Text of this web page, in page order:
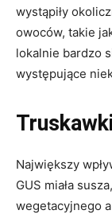
wystąpiły
owoców, takie
lokalnie bardzo
występujące
Największy
GUS miała
wegetacyjnego